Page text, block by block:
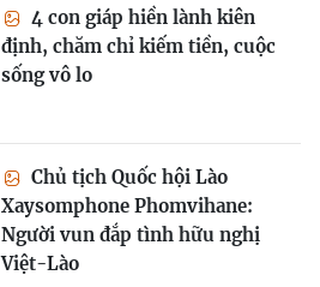
4 con giáp hiền lành kiên
định, chăm chỉ kiếm tiền, cuộc
sống vô lo
Chủ tịch Quốc hội Lào
Xaysomphone Phomvihane:
Người vun đắp tình hữu nghị
Việt-Lào